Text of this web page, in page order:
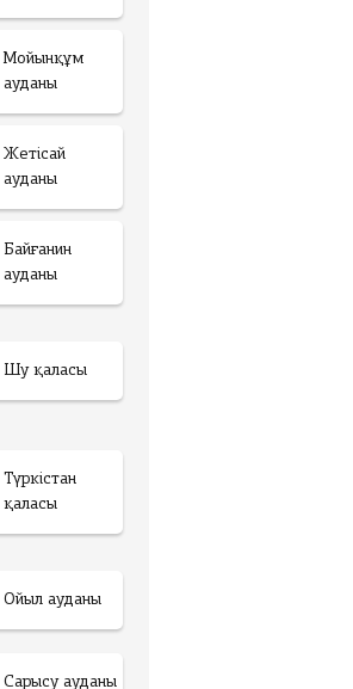
Мойынқұм
ауданы
Жетісай
ауданы
Байғанин
ауданы
Шу қаласы
Түркістан
қаласы
Ойыл ауданы
Сарысу ауданы